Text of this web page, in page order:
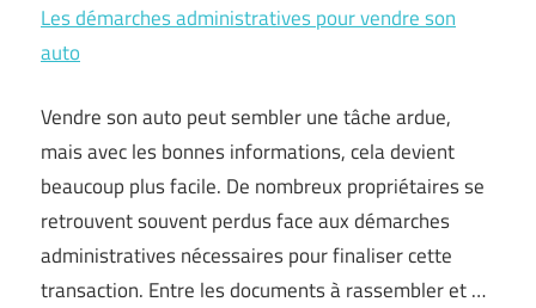
Les démarches administratives pour vendre son
auto
Vendre son auto peut sembler une tâche ardue,
mais avec les bonnes informations, cela devient
beaucoup plus facile. De nombreux propriétaires se
retrouvent souvent perdus face aux démarches
administratives nécessaires pour finaliser cette
transaction. Entre les documents à rassembler et …